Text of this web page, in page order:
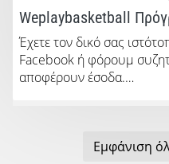
Weplaybasketball
Έχετε τον δικό σας
Facebook ή φόρουμ
αποφέρουν έσοδα.…
Εμφάνιση